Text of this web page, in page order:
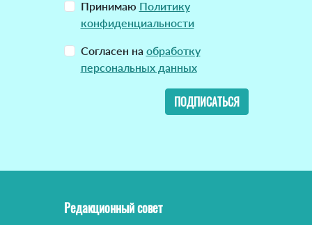
Принимаю Политику
конфиденциальности
Согласен на обработку
персональных данных
ПОДПИСАТЬСЯ
Редакционный совет